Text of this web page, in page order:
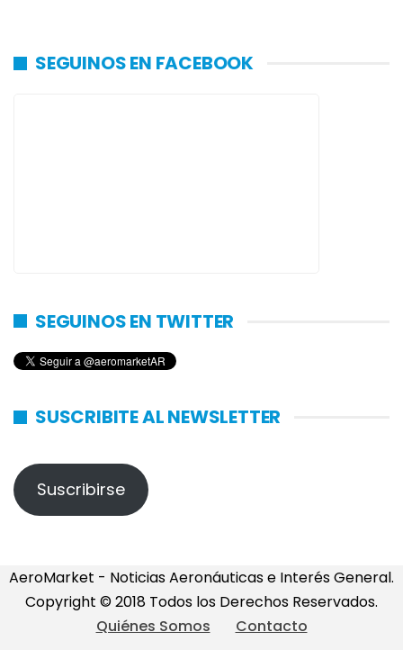
SEGUINOS EN FACEBOOK
SEGUINOS EN TWITTER
SUSCRIBITE AL NEWSLETTER
Suscribirse
AeroMarket - Noticias Aeronáuticas e Interés General.
Copyright © 2018 Todos los Derechos Reservados.
Quiénes Somos
Contacto